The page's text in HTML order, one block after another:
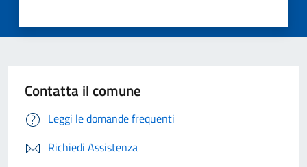
Contatta il comune
Leggi le domande frequenti
Richiedi Assistenza